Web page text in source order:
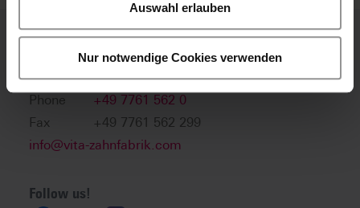
Auswahl erlauben
Nur notwendige Cookies verwenden
VITA Zahnfabrik
Phone
+49 7761 562 0
Fax
+49 7761 562 299
info@vita-zahnfabrik.com
Follow us!